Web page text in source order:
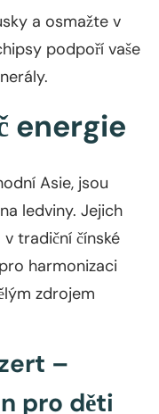
a osmažte v
podpoří vaše
energie
Asie, jsou
ledviny. Jejich
tradiční čínské
harmonizaci
zdrojem
–
pro děti